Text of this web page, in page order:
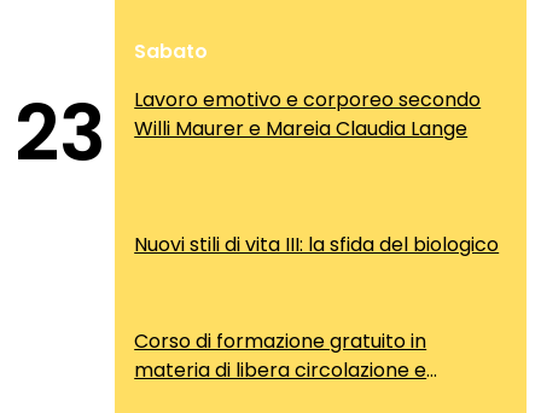
23
Sabato
Lavoro emotivo e corporeo secondo
Willi Maurer e Mareia Claudia Lange
Nuovi stili di vita III: la sfida del biologico
Corso di formazione gratuito in
materia di libera circolazione e